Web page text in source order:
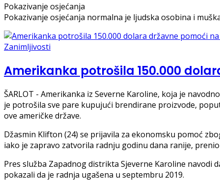
Pokazivanje osjećanja
Pokazivanje osjećanja normalna je ljudska osobina i
Zanimljivosti
Amerikanka potrošila 150.000
ŠARLOT - Amerikanka iz Severne Karoline, koja je
je potrošila sve pare kupujući brendirane proizvode,
ove američke države.
Džasmin Klifton (24) se prijavila za ekonomsku pomoć
iako je zapravo zatvorila radnju godinu dana ranije,
Pres služba Zapadnog distrikta Sjeverne Karoline navodi
pokazali da je radnja ugašena u septembru 2019.